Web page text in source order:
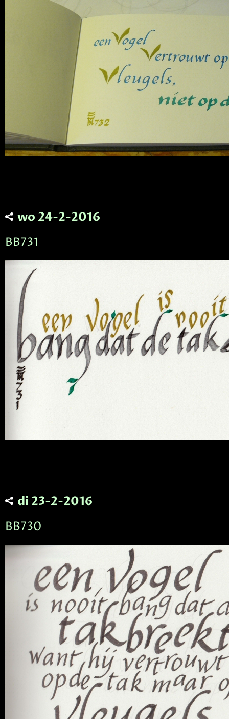
wo 24-2-2016
BB731
di 23-2-2016
BB730